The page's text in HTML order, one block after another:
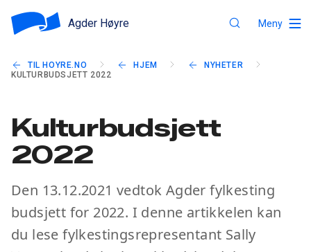
Agder Høyre Meny
TIL HOYRE.NO HJEM
NYHETER
KULTURBUDSJETT 2022
Kulturbudsjett
2022
Den 13.12.2021 vedtok Agder fylkesting
budsjett for 2022. I denne artikkelen kan
du lese fylkestingsrepresentant Sally